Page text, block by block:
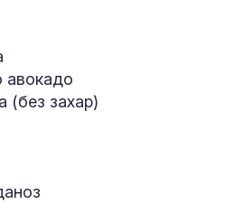
авокадо
(без захар)